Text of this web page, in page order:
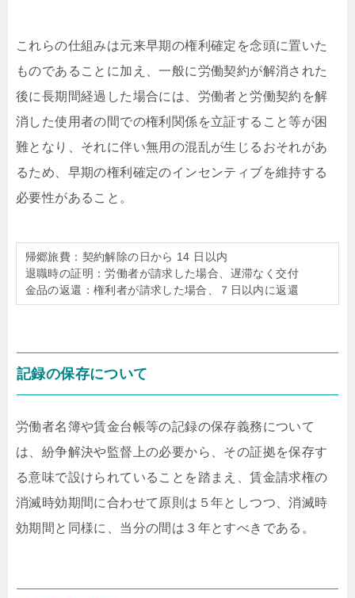
これらの仕組みは元来早期の権利確定を念頭に置いた
ものであることに加え、一般に労働契約が解消された
後に長期間経過した場合には、労働者と労働契約を解
消した使用者の間での権利関係を立証すること等が困
難となり、それに伴い無用の混乱が生じるおそれがあ
るため、早期の権利確定のインセンティブを維持する
必要性があること。
帰郷旅費：契約解除の日から 14 日以内
退職時の証明：労働者が請求した場合、遅滞なく交付
金品の返還：権利者が請求した場合、７日以内に返還
記録の保存について
労働者名簿や賃金台帳等の記録の保存義務について
は、紛争解決や監督上の必要から、その証拠を保存す
る意味で設けられていることを踏まえ、賃金請求権の
消滅時効期間に合わせて原則は５年としつつ、消滅時
効期間と同様に、当分の間は３年とすべきである。